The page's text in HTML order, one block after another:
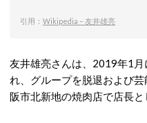
引用： Wikipedia – 友井雄亮
友井雄亮さんは、2019年1月
れ、グループを脱退および
阪市北新地の焼肉店で店長と